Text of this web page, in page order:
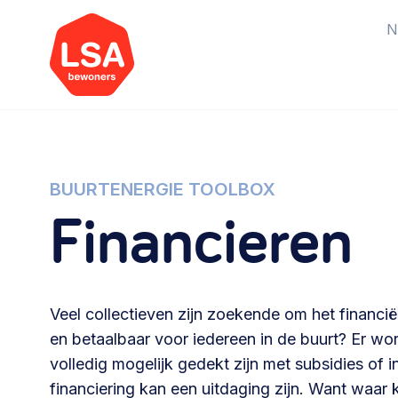
Rechtsvormen, positionering,
Vrijwilligers en medewerkers
betaalde krachten >
Buurtbewoners verbinden
BUURTENERGIE TOOLBOX
Financieren
Veel collectieven zijn zoekende om het
en betaalbaar voor iedereen in de buurt? Er
volledig mogelijk gedekt zijn met subsidies of
financiering kan een uitdaging zijn. Want waar